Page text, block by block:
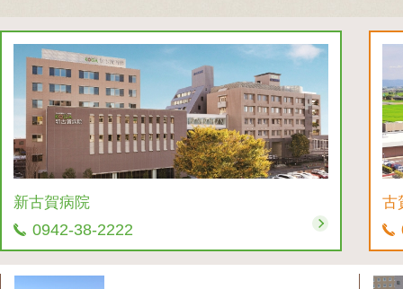
新古賀病院
0942-38-2222
古